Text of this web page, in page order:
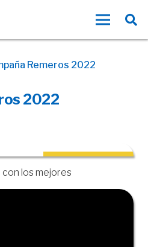
Remeros 2022
2022
con los mejores